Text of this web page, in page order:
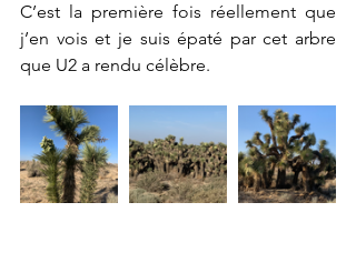
C’est la première fois réellement que
j’en vois et je suis épaté par cet arbre
que U2 a rendu célèbre.